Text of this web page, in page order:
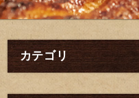
カテゴリ